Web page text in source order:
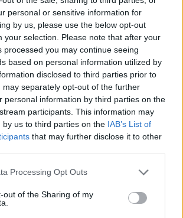
personal or sensitive information for
by us, please use the below opt-out
your selection. Please note that after your
processed you may continue seeing
based on personal information utilized by
disclosed to third parties prior to
may separately opt-out of the further
personal information by third parties on the
participants. This information may
by us to third parties on the IAB’s List of
that may further disclose it to other
Processing Opt Outs
out of the Sharing of my